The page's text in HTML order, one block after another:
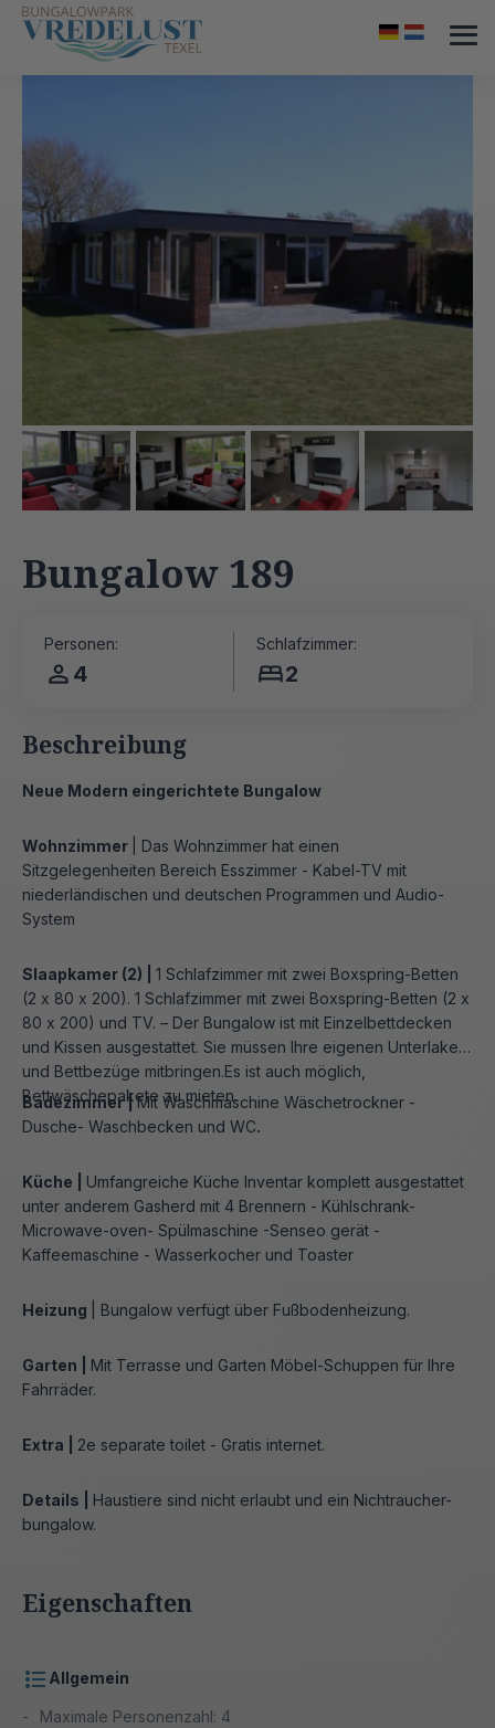
Bungalow 189
Personen:
4
Schlafzimmer:
2
Beschreibung
Neue Modern eingerichtete Bungalow
Wohnzimmer
| Das Wohnzimmer hat einen
Sitzgelegenheiten Bereich Esszimmer - Kabel-TV mit
niederländischen und deutschen Programmen und Audio-
System
Slaapkamer (2) | 1 Schlafzimmer mit zwei Boxspring-Betten
(2 x 80 x 200). 1 Schlafzimmer mit zwei Boxspring-Betten (2 x
80 x 200) und TV. – Der Bungalow ist mit Einzelbettdecken
und Kissen ausgestattet. Sie müssen Ihre eigenen Unterlaken
und Bettbezüge mitbringen.Es ist auch möglich,
Bettwäschepakete zu mieten.
Badezimmer |Mit Waschmaschine Wäschetrockner -
Dusche- Waschbecken und WC.
Küche | Umfangreiche Küche Inventar komplett ausgestattet
unter anderem Gasherd mit 4 Brennern - Kühlschrank-
Microwave-oven- Spülmaschine -Senseo gerät -
Kaffeemaschine - Wasserkocher und Toaster
Heizung | Bungalow verfügt über Fußbodenheizung.
Garten | Mit Terrasse und Garten Möbel-Schuppen für Ihre
Fahrräder.
Extra | 2e separate toilet - Gratis internet.
Details | Haustiere sind nicht erlaubt und ein Nichtraucher-
bungalow.
Eigenschaften
Allgemein
Maximale Personenzahl: 4